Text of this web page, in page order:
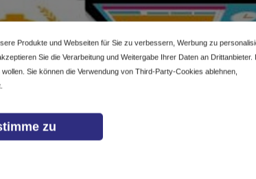
miembros y visitantes invitados.
y amigos, por lo que estamos generando un
con directorio de empresas para que tus alianzas
Produkte und Webseiten für Sie zu verbessern, Werbung zu
Sie die Verarbeitung und Weitergabe Ihrer Daten an Drittanbieter.
Sie können die Verwendung von Third-Party-Cookies ablehnen,
zu